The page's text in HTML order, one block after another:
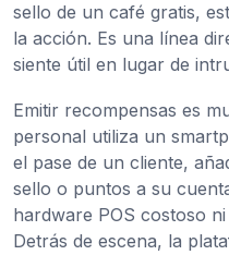
sello de un café gratis,
la acción. Es una línea
siente útil en lugar de
Emitir recompensas es
personal utiliza un
el pase de un cliente,
sello o puntos a su
hardware POS costoso
Detrás de escena, la